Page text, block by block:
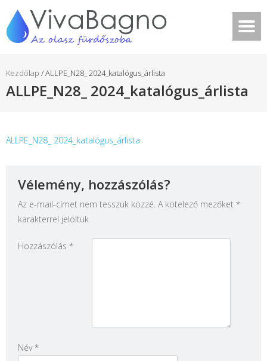
Kezdőlap /ALLPE_N28_ 2024_katalógus_árlista
ALLPE_N28_ 2024_katalógus_árlista
ALLPE_N28_ 2024_katalógus_árlista
Vélemény, hozzászólás?
Az e-mail-címet nem tesszük közzé. A kötelező mezőket *
karakterrel jelöltük
Hozzászólás *
Név*